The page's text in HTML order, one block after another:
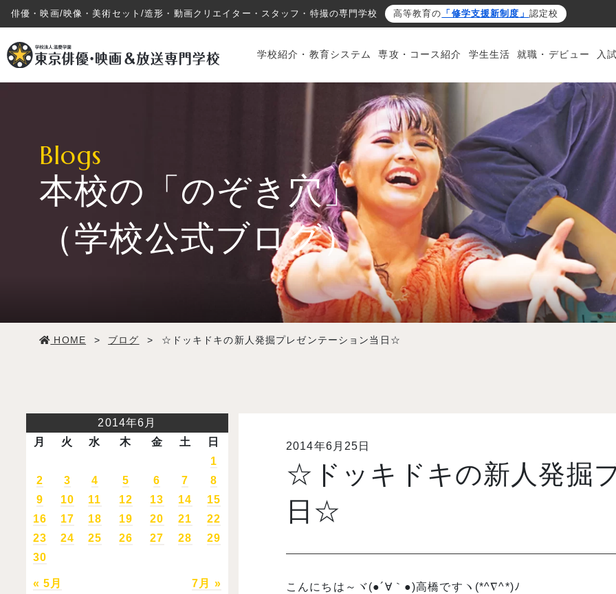
俳優・映画/映像・美術セット/造形・動画クリエイター・スタッフ・特撮の専門学校 高等教育の 「修学支援新制度」 認定校
学校紹介・教育システム 専攻・コース紹介 学生生活 就職・デビュー 入
専攻・コース紹介
学校情報
オープンキャンパス
Blogs
本校の「のぞき穴」
（学校公式ブログ）
HOME > ブログ > ☆ドッキドキの新人発掘プレゼンテーション当日☆
2014年6月25日
☆ドッキドキの新人発掘
日☆
こんにちは～ヾ(●´∀｀●)高橋ですヽ(*^∇^*)ﾉ
2014年6月
月
火 水 木 金 土 日
« 5月 7月 »
1
2
3 4 5 6 7
8
9
10 11 12 13 14
15
16
17 18 19 20 21
22
23
24 25 26 27 28
29
30